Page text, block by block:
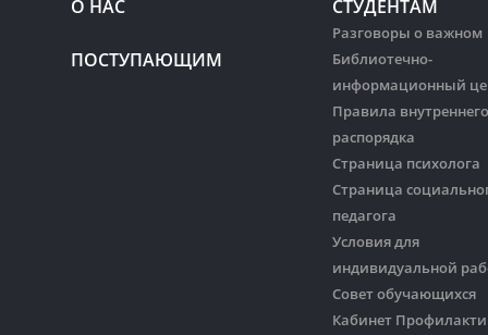
О НАС
ПОСТУПАЮЩИМ
СТУДЕНТАМ
Разговоры о важном
Библиотечно-
информационный
Правила внутреннего
распорядка
Страница психолога
Страница
педагога
Условия для
индивидуальной
Совет обучающихся
Кабинет